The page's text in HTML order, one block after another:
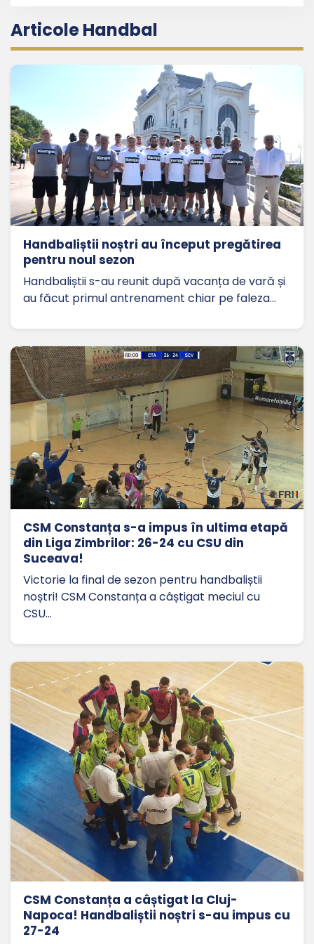
Articole Handbal
Handbaliștii noștri au început pregătirea
pentru noul sezon
Handbaliștii s-au reunit după vacanța de vară și
au făcut primul antrenament chiar pe faleza…
CSM Constanța s-a impus în ultima etapă
din Liga Zimbrilor: 26-24 cu CSU din
Suceava!
Victorie la final de sezon pentru handbaliștii
noștri! CSM Constanța a câștigat meciul cu
CSU…
CSM Constanța a câștigat la Cluj-
Napoca! Handbaliștii noștri s-au impus cu
27-24